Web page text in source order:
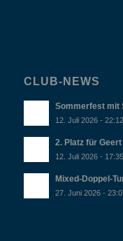
CLUB-NEWS
Sommerfest mit
12. Juli 2026 - 22:12
2. Platz für
12. Juli 2026 - 17:35
Mixed-Doppel-
27. Juni 2026 -